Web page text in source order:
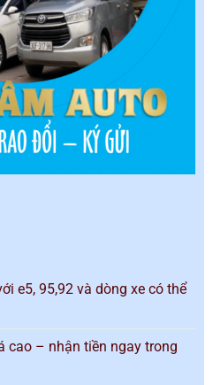
e5, 95,92 và dòng xe có thể
cao – nhận tiền ngay trong